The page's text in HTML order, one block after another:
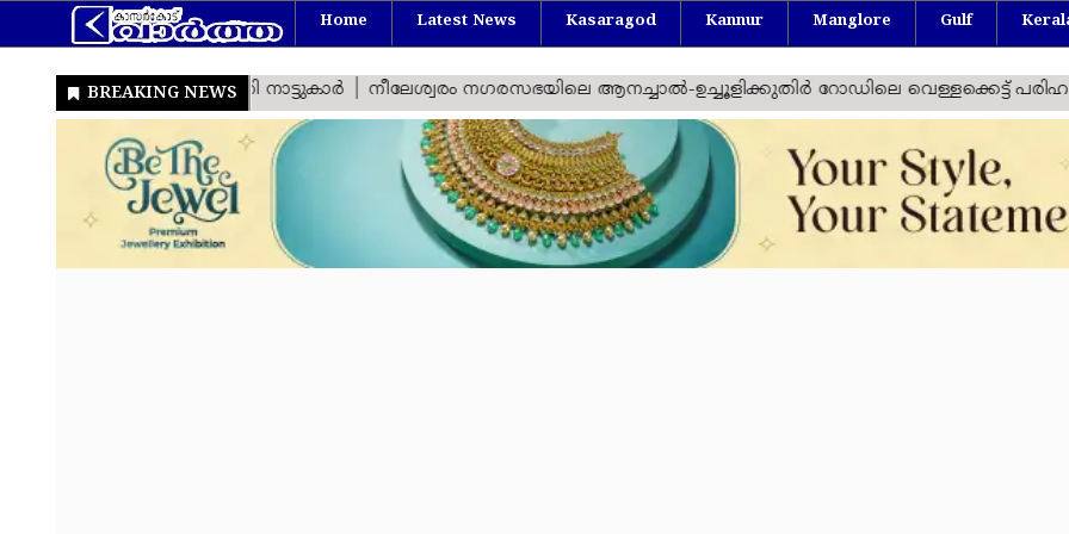
Home Latest News Kasaragod Kannur Manglore Gulf